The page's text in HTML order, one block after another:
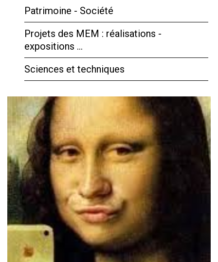
Patrimoine - Société
Projets des MEM : réalisations -
expositions …
Sciences et techniques